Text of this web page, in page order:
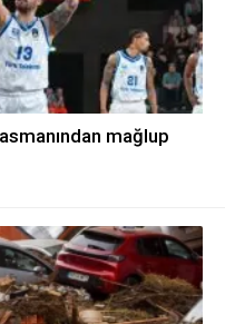
mağlup